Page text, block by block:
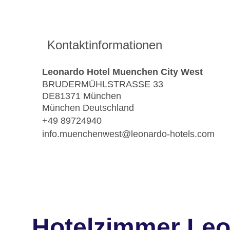
Kontaktinformationen
Leonardo Hotel Muenchen City West
BRUDERMÜHLSTRASSE 33
DE81371 München
München Deutschland
+49 89724940
info.muenchenwest@leonardo-hotels.com